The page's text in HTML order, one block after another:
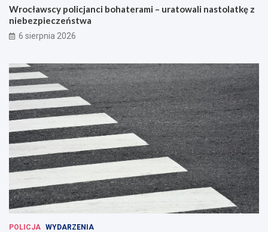
Wrocławscy policjanci bohaterami – uratowali nastolatkę z
niebezpieczeństwa
6 sierpnia 2026
POLICJA WYDARZENIA